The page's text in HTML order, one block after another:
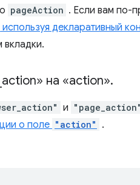
pageAction . Если вам по-
декларативный
вкладки.
action» на «action».
и "page_action"
о поле "action" .